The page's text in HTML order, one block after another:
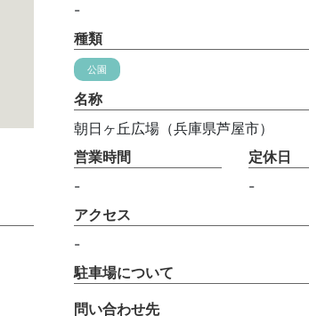
-
種類
公園
名称
朝日ヶ丘広場（兵庫県芦屋市）
営業時間
-
定休日
-
アクセス
-
駐車場について
問い合わせ先